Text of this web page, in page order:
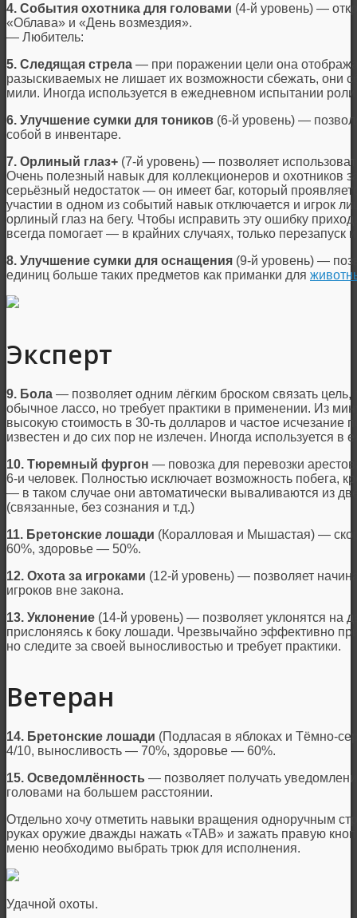
4. События охотника для головами (4-й уровень) —
«Облава» и «День возмездия».
— Любитель:
5. Следящая стрела — при поражении цели она
разыскиваемых не лишает их возможности сбежать, они
мили. Иногда используется в ежедневном испытании
6. Улучшение сумки для тоников (6-й уровень) —
собой в инвентаре.
7. Орлиный глаз+ (7-й уровень) — позволяет
Очень полезный навык для коллекционеров и охотников
серьёзный недостаток — он имеет баг, который
участии в одном из событий навык отключается и игрок
орлиный глаз на бегу. Чтобы исправить эту ошибку
всегда помогает — в крайних случаях, только перезапуск
8. Улучшение сумки для оснащения (9-й уровень) —
единиц больше таких предметов как приманки для
Эксперт
9. Бола — позволяет одним лёгким броском связать
обычное лассо, но требует практики в применении. Из
высокую стоимость в 30-ть долларов и частое исчезание
известен и до сих пор не излечен. Иногда используется
10. Тюремный фургон — повозка для перевозки
6-и человек. Полностью исключает возможность побега,
— в таком случае они автоматически вываливаются из
(связанные, без сознания и т.д.)
11. Бретонские лошади (Коралловая и Мышастая) —
60%, здоровье — 50%.
12. Охота за игроками (12-й уровень) — позволяет
игроков вне закона.
13. Уклонение (14-й уровень) — позволяет уклонятся на
прислоняясь к боку лошади. Чрезвычайно эффективно
но следите за своей выносливостью и требует практики.
Ветеран
14. Бретонские лошади (Подласая в яблоках и Тёмно-
4/10, выносливость — 70%, здоровье — 60%.
15. Осведомлённость — позволяет получать
головами на большем расстоянии.
Отдельно хочу отметить навыки вращения одноручным
руках оружие дважды нажать «TAB» и зажать правую
меню необходимо выбрать трюк для исполнения.
Удачной охоты.